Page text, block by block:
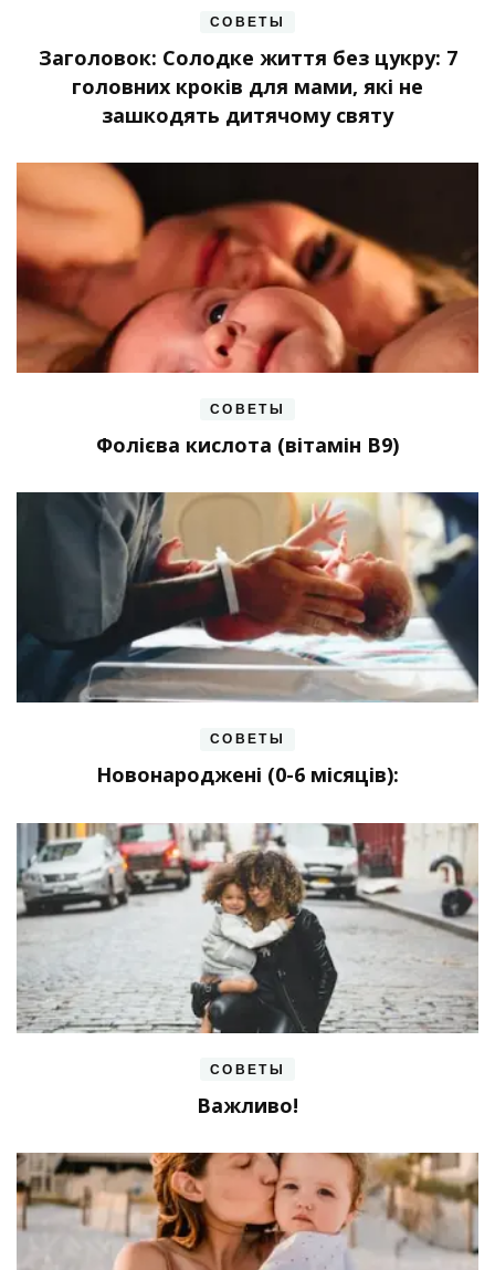
СОВЕТЫ
Заголовок: Солодке життя без цукру: 7
головних кроків для мами, які не
зашкодять дитячому святу
СОВЕТЫ
Фолієва кислота (вітамін В9)
СОВЕТЫ
Новонароджені (0-6 місяців):
СОВЕТЫ
Важливо!